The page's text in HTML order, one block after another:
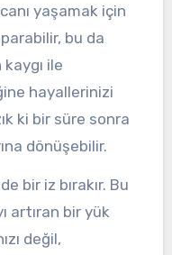
yaşamak için
bu da
ile
hayallerinizi
ki bir süre sonra
dönüşebilir.
bir iz bırakır. Bu
artıran bir yük
değil,